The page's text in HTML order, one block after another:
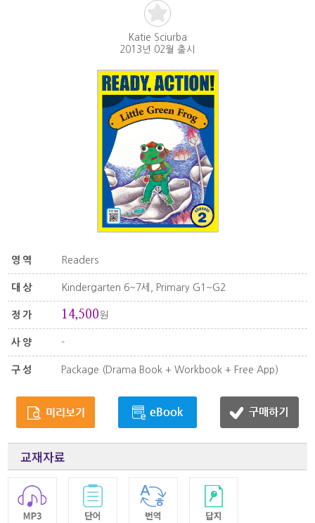
Katie Sciurba
2013년 02월 출시
영역 Readers
대상 Kindergarten 6~7세, Primary G1~G2
정가 14,500원
사양 -
구성 Package (Drama Book + Workbook + Free App)
교재자료